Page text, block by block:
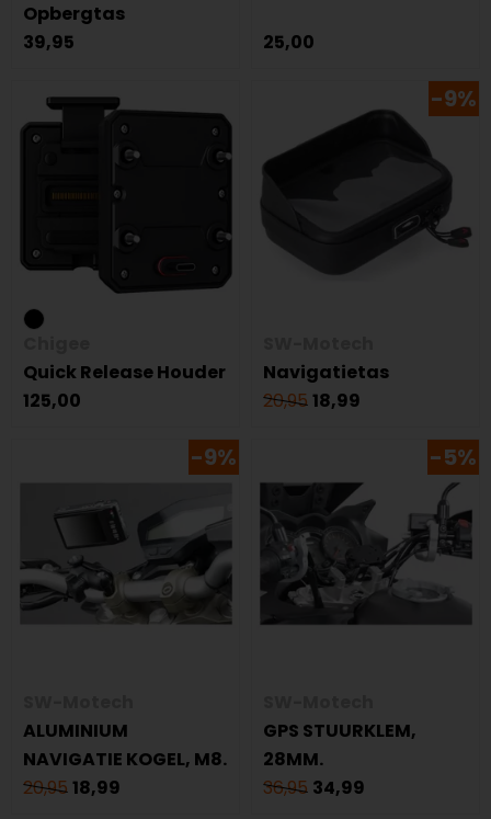
Opbergtas
39,95
25,00
Quick Release Houder
125,00
-9%
Navigatietas
20,9518,99
-9%
ALUMINIUM
NAVIGATIE KOGEL, M8.
20,9518,99
-5%
GPS STUURKLEM,
28MM.
36,95 34,99